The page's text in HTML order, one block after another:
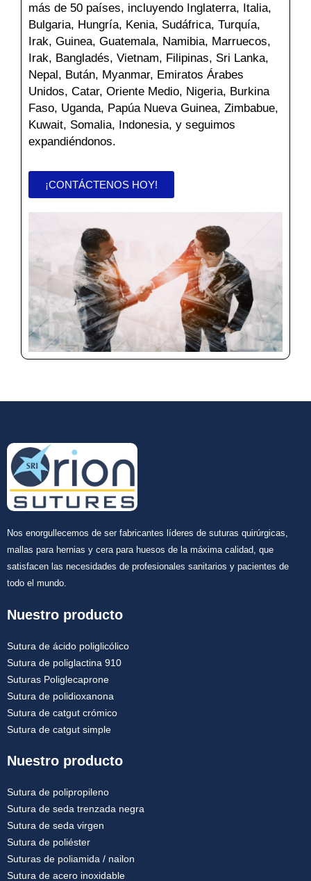
más de 50 países, incluyendo Inglaterra, Italia,
Bulgaria, Hungría, Kenia, Sudáfrica, Turquía,
Irak, Guinea, Guatemala, Namibia, Marruecos,
Irak, Bangladés, Vietnam, Filipinas, Sri Lanka,
Nepal, Bután, Myanmar, Emiratos Árabes
Unidos, Catar, Oriente Medio, Nigeria, Burkina
Faso, Uganda, Papúa Nueva Guinea, Zimbabue,
Kuwait, Somalia, Indonesia, y seguimos
expandiéndonos.
¡CONTÁCTENOS HOY!
Nos enorgullecemos de ser fabricantes líderes de suturas quirúrgicas,
mallas para hernias y cera para huesos de la máxima calidad, que
satisfacen las necesidades de profesionales sanitarios y pacientes de
todo el mundo.
Nuestro producto
Sutura de ácido poliglicólico
Sutura de poliglactina 910
Suturas Poliglecaprone
Sutura de polidioxanona
Sutura de catgut crómico
Sutura de catgut simple
Nuestro producto
Sutura de polipropileno
Sutura de seda trenzada negra
Sutura de seda virgen
Sutura de poliéster
Suturas de poliamida / nailon
Sutura de acero inoxidable